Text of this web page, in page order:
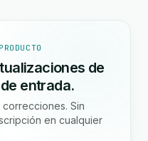
de
entrada.
Sin
en cualquier